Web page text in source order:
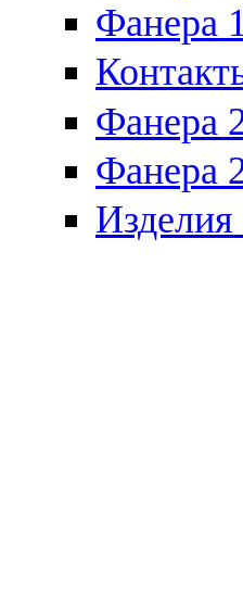
Фанера
Фанера
Фанера